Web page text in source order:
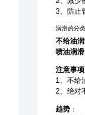
3、防止
润滑的分类
不给油
喷油润滑
注意事项
1、不给
2、绝对
趋势：